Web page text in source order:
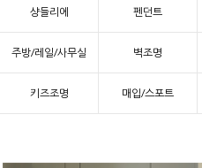
샹들리에 펜던트
주방/레일/사무실 벽조명
키즈조명 매입/스포트